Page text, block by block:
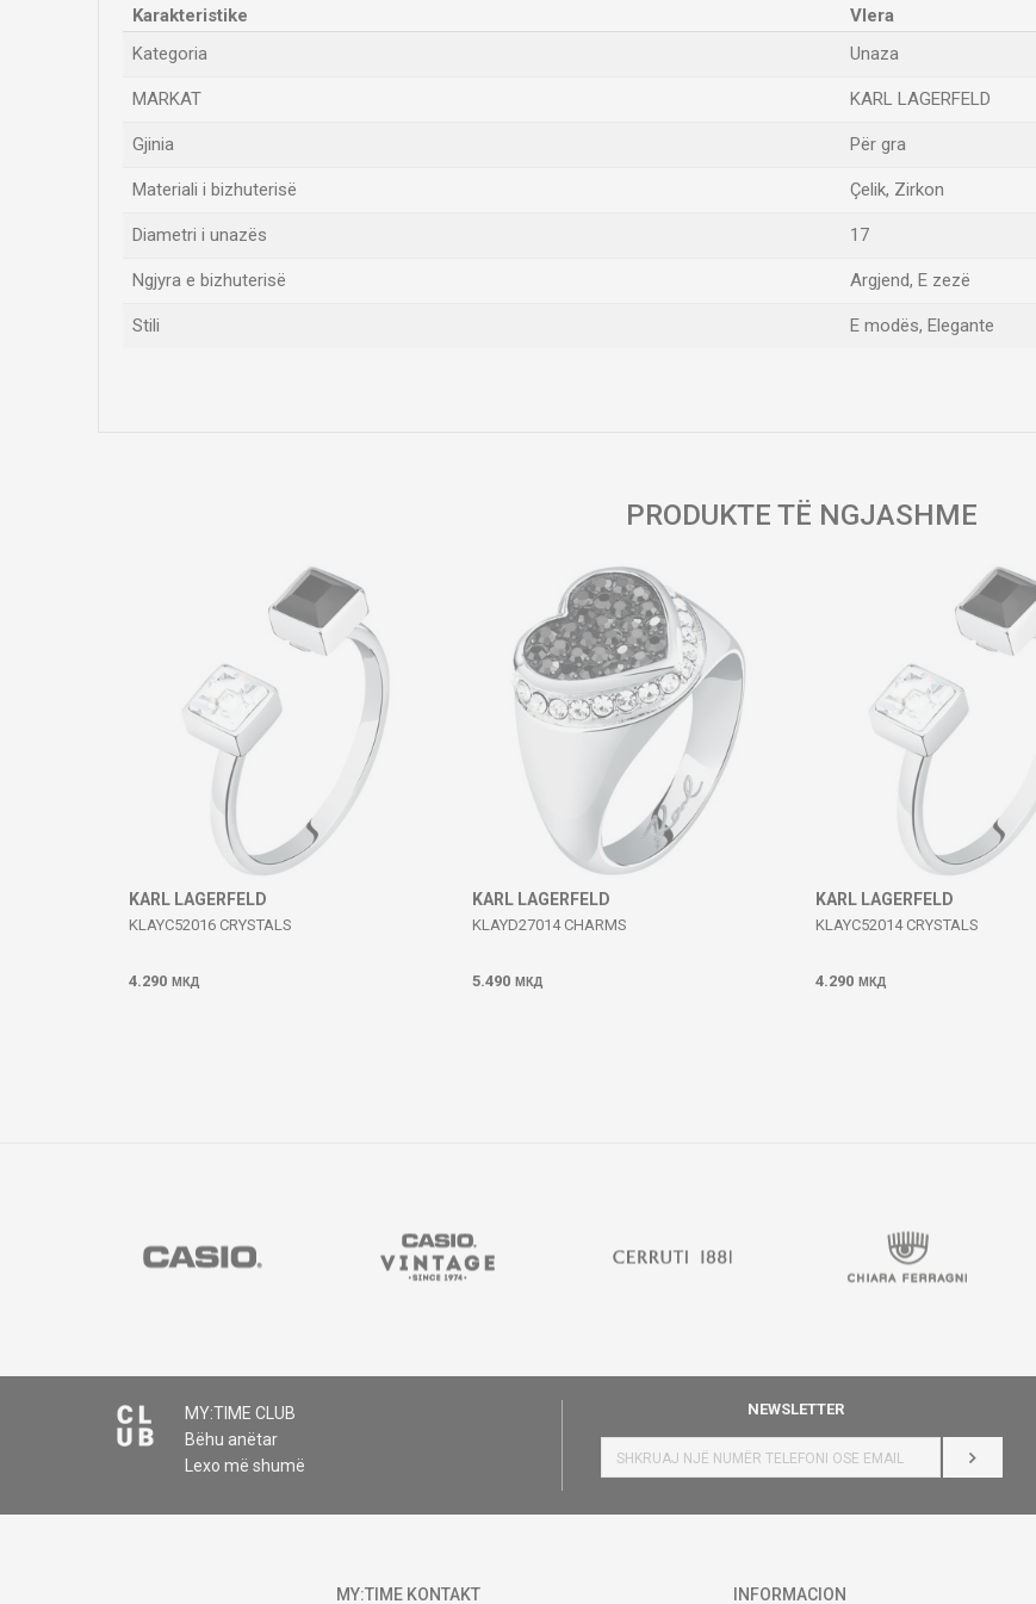
Karakteristike
Vlera
Kategoria
Unaza
MARKAT KARL LAGERFELD
Gjinia Për gra
Materiali i bizhuterisë Çelik, Zirkon
Diametri i unazës 17
Ngjyra e bizhuterisë Argjend, E zezë
Stili E modës, Elegante
PRODUKTE TË NGJASHME
KARL LAGERFELD
KLAYC52016 CRYSTALS
4.290 МКД
KARL LAGERFELD
KLAYD27014 CHARMS
5.490 МКД
KARL LAGERFELD
KLAYC52014 CRYSTALS
4.290 МКД
MY:TIME CLUB
Bëhu anëtar
Lexo më shumë
NEWSLETTER
HYR
MY:TIME KONTAKT
INFORMACION